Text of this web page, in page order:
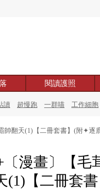
閱讀護照
讀 超慢跑 一群喵 工作細胞
帥翻天(1)【二冊套書】(附✦逐
漫畫〕【毛
(1)【二冊套